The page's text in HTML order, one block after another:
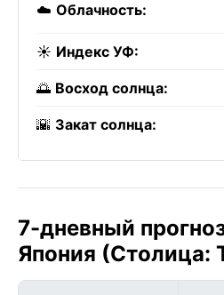
☁️ Облачность:
☀️ Индекс УФ:
🌅 Восход солнца:
🌇 Закат солнца:
7-дневный
Япония (Столица: